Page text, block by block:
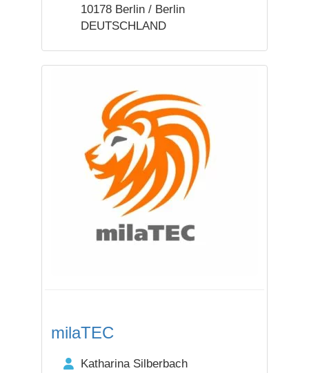
10178 Berlin / Berlin
DEUTSCHLAND
milaTEC
Katharina Silberbach